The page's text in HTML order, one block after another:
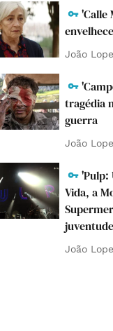
'Calle
João
tragédia
guerra
João
'Pulp:
Vida, a
João